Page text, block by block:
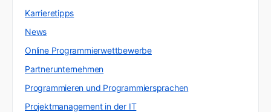
Karrieretipps
News
Online Programmierwettbewerbe
Partnerunternehmen
Programmieren und Programmiersprachen
Projektmanagement in der IT